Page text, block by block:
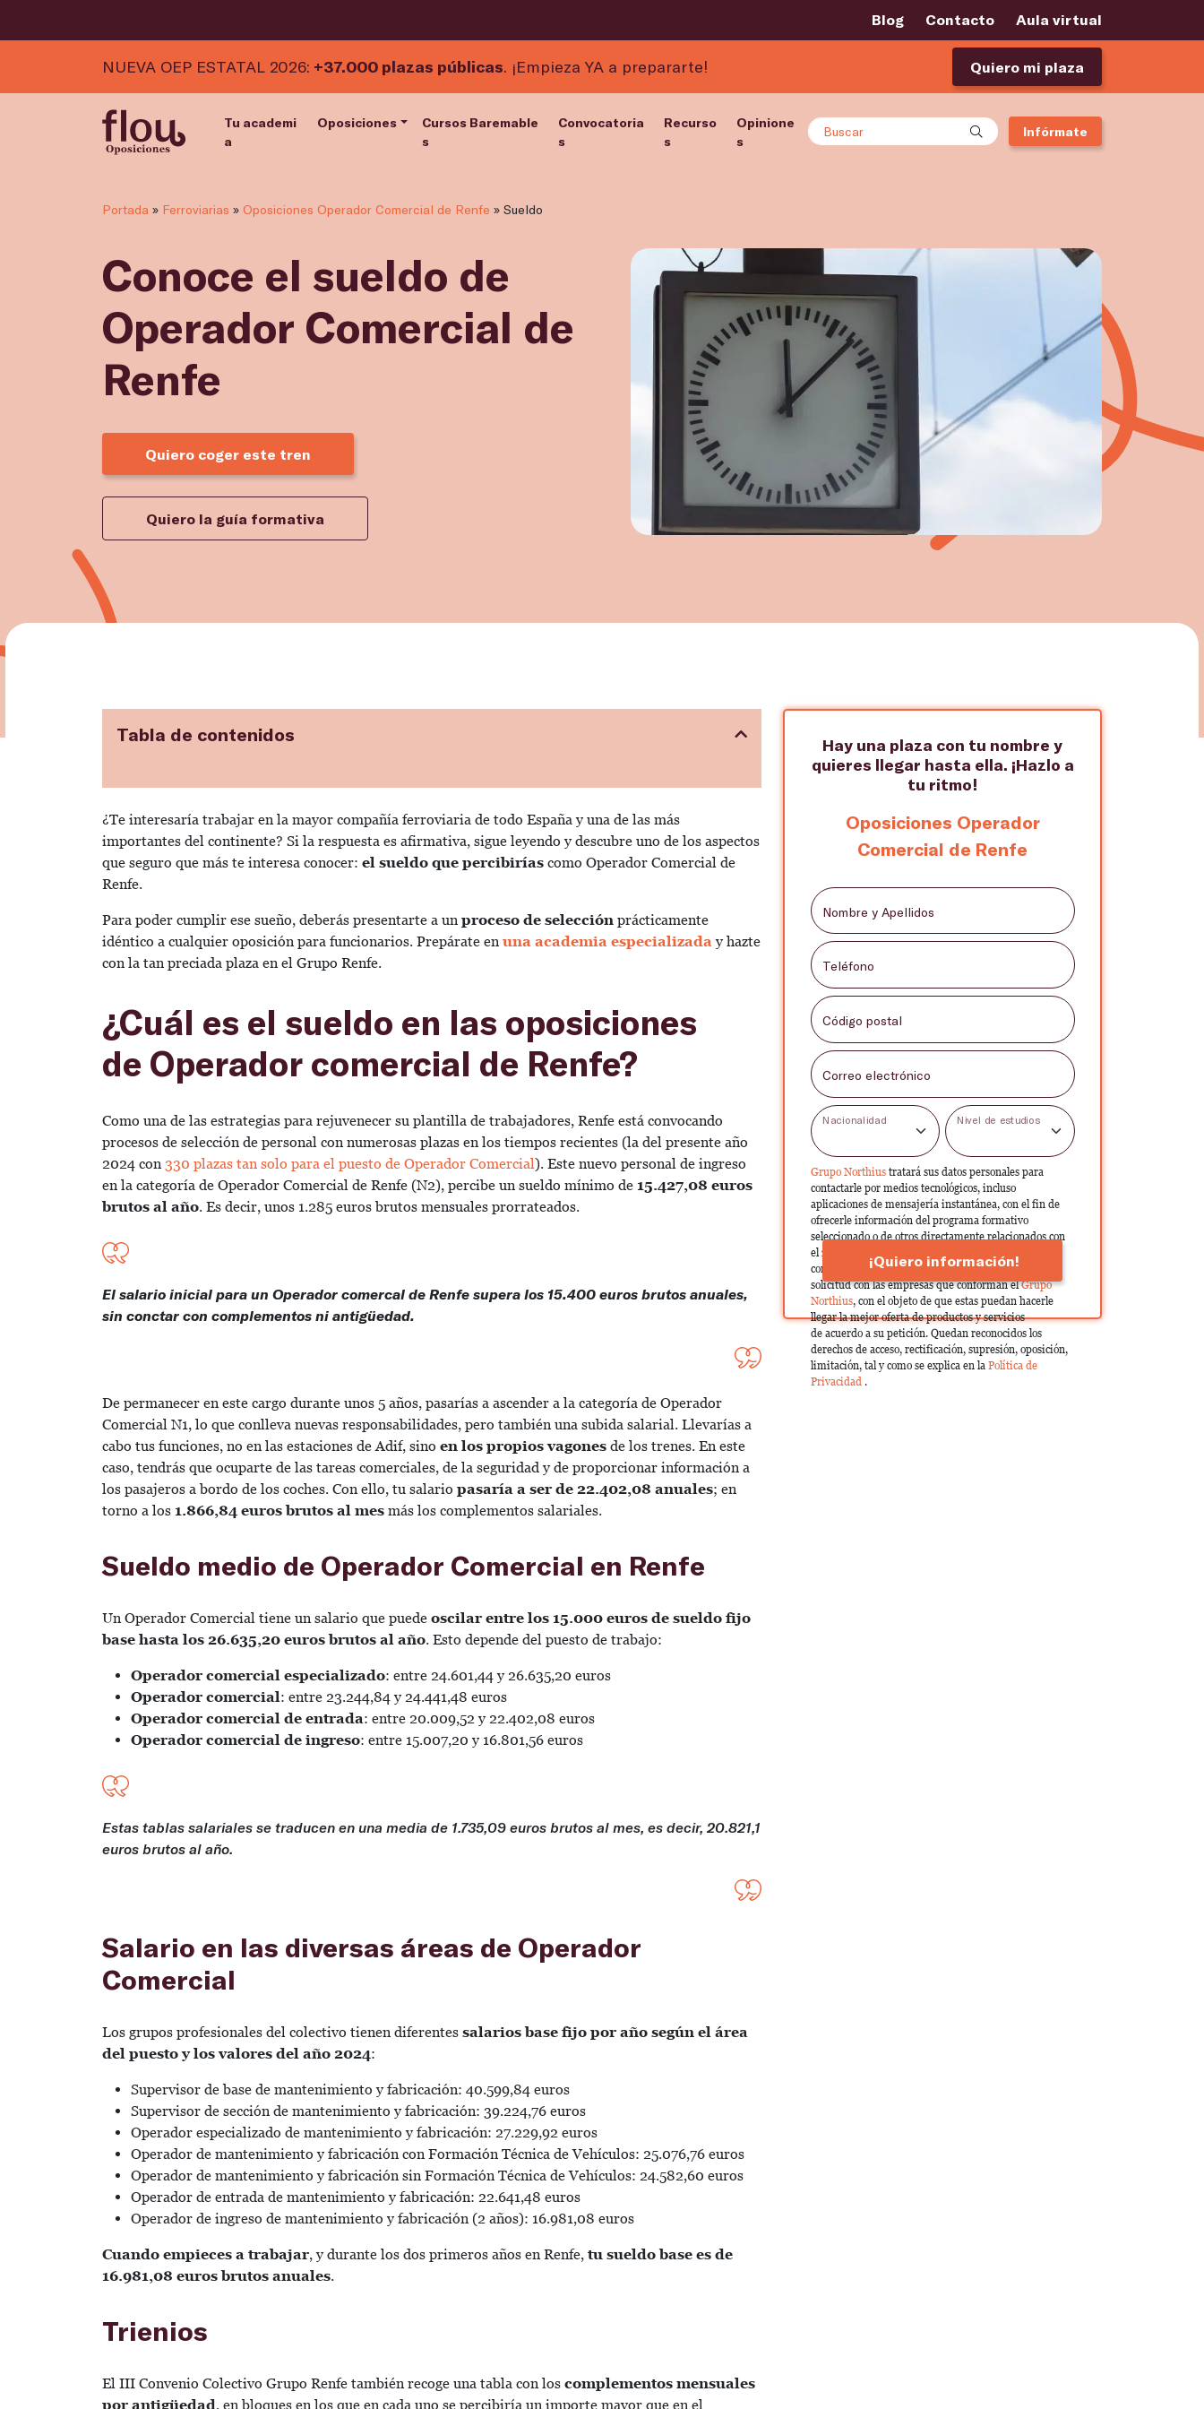
Blog Contacto Aula virtual
NUEVA OEP ESTATAL 2026: +37.000 plazas públicas. ¡Empieza YA a prepararte! Quiero mi plaza
Tu academi
a
Oposiciones
Cursos Baremable
s
Convocatoria
s
Recurso
s
Opinione
s
Buscar Infórmate
Portada » Ferroviarias » Oposiciones Operador Comercial de Renfe » Sueldo
Conoce el sueldo de
Operador Comercial de
Renfe
Quiero coger este tren
Quiero la guía formativa
Tabla de contenidos
¿Te interesaría trabajar en la mayor compañía ferroviaria de todo España y una de las más
importantes del continente? Si la respuesta es afirmativa, sigue leyendo y descubre uno de los aspectos
que seguro que más te interesa conocer: el sueldo que percibirías como Operador Comercial de
Renfe.
Para poder cumplir ese sueño, deberás presentarte a un proceso de selección prácticamente
idéntico a cualquier oposición para funcionarios. Prepárate en una academia especializaday hazte
con la tan preciada plaza en el Grupo Renfe.
¿Cuál es el sueldo en las oposiciones
de Operador comercial de Renfe?
Como una de las estrategias para rejuvenecer su plantilla de trabajadores, Renfe está convocando
procesos de selección de personal con numerosas plazas en los tiempos recientes (la del presente año
2024 con 330 plazas tan solo para el puesto de Operador Comercial). Este nuevo personal de ingreso
en la categoría de Operador Comercial de Renfe (N2), percibe un sueldo mínimo de 15.427,08 euros
brutos al año. Es decir, unos 1.285 euros brutos mensuales prorrateados.
El salario inicial para un Operador comercal de Renfe supera los 15.400 euros brutos anuales,
sin conctar con complementos ni antigüedad.
De permanecer en este cargo durante unos 5 años, pasarías a ascender a la categoría de Operador
Comercial N1, lo que conlleva nuevas responsabilidades, pero también una subida salarial. Llevarías a
cabo tus funciones, no en las estaciones de Adif, sino en los propios vagones de los trenes. En este
caso, tendrás que ocuparte de las tareas comerciales, de la seguridad y de proporcionar información a
los pasajeros a bordo de los coches. Con ello, tu salario pasaría a ser de 22.402,08 anuales; en
torno a los 1.866,84 euros brutos al mes más los complementos salariales.
Sueldo medio de Operador Comercial en Renfe
Un Operador Comercial tiene un salario que puede oscilar entre los 15.000 euros de sueldo fijo
base hasta los 26.635,20 euros brutos al año. Esto depende del puesto de trabajo:
Operador comercial especializado: entre 24.601,44 y 26.635,20 euros
Operador comercial: entre 23.244,84 y 24.441,48 euros
Operador comercial de entrada: entre 20.009,52 y 22.402,08 euros
Operador comercial de ingreso: entre 15.007,20 y 16.801,56 euros
Estas tablas salariales se traducen en una media de 1.735,09 euros brutos al mes, es decir, 20.821,1
euros brutos al año.
Salario en las diversas áreas de Operador
Comercial
Los grupos profesionales del colectivo tienen diferentes salarios base fijo por año según el área
del puesto y los valores del año 2024:
Supervisor de base de mantenimiento y fabricación: 40.599,84 euros
Supervisor de sección de mantenimiento y fabricación: 39.224,76 euros
Operador especializado de mantenimiento y fabricación: 27.229,92 euros
Operador de mantenimiento y fabricación con Formación Técnica de Vehículos: 25.076,76 euros
Operador de mantenimiento y fabricación sin Formación Técnica de Vehículos: 24.582,60 euros
Operador de entrada de mantenimiento y fabricación: 22.641,48 euros
Operador de ingreso de mantenimiento y fabricación (2 años): 16.981,08 euros
Cuando empieces a trabajar, y durante los dos primeros años en Renfe, tu sueldo base es de
16.981,08 euros brutos anuales.
Trienios
El III Convenio Colectivo Grupo Renfe también recoge una tabla con los complementos mensuales
por antigüedad, en bloques en los que en cada uno se percibiría un importe mayor que en el
Hay una plaza con tu nombre y
quieres llegar hasta ella. ¡Hazlo a
tu ritmo!
Oposiciones Operador
Comercial de Renfe
Nombre y Apellidos
Teléfono
Código postal
Correo electrónico
Nacionalidad Nivel de estudios
Grupo Northius tratará sus datos personales para
contactarle por medios tecnológicos, incluso
aplicaciones de mensajería instantánea, con el fin de
ofrecerle información del programa formativo
seleccionado o de otros directamente relacionados con
el interés manifestado y, en su caso, para tramitar la
contratación correspondiente. Compartiremos su
solicitud con las empresas que conforman elGrupo
Northius, con el objeto de que estas puedan hacerle
llegar la mejor oferta de productos y servicios
de acuerdo a su petición. Quedan reconocidos los
derechos de acceso, rectificación, supresión, oposición,
limitación, tal y como se explica en la Política de
Privacidad .
¡Quiero información!